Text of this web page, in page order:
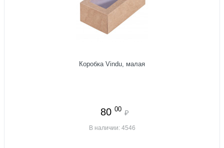
Коробка Vindu, малая
80 00 ₽
В наличии: 4546